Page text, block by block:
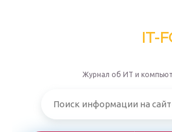
IT-
Журнал об ИТ и